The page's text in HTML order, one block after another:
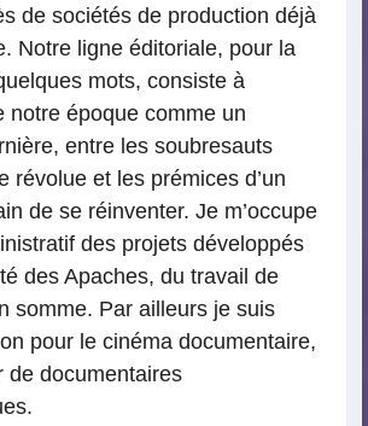
de sociétés de production déjà
Notre ligne éditoriale, pour la
mots, consiste à
notre époque comme un
entre les soubresauts
révolue et les prémices d’un
de se réinventer. Je m’occupe
des projets développés
des Apaches, du travail de
somme. Par ailleurs je suis
pour le cinéma documentaire,
de documentaires